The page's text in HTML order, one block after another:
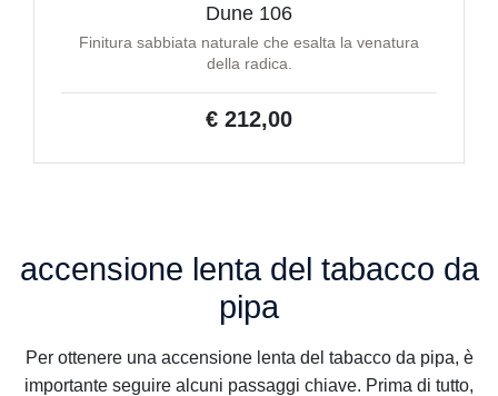
Dune 106
Finitura sabbiata naturale che esalta la venatura
della radica.
€ 212,00
accensione lenta del tabacco da
pipa
Per ottenere una accensione lenta del tabacco da pipa, è
importante seguire alcuni passaggi chiave. Prima di tutto,